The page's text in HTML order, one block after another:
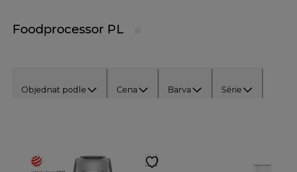
Foodprocessor PL
Objednat podle Cena Barva Série